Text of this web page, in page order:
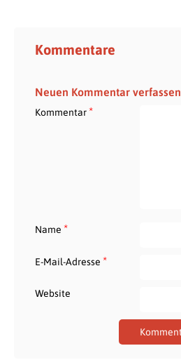
Kommentare
Neuen Kommentar verfassen
Kommentar*
Name *
E-Mail-Adresse *
Website